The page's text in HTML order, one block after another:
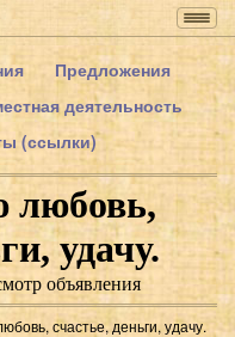
Предложения
деятельность
(ссылки)
любовь,
удачу.
объявления
счастье, деньги, удачу.